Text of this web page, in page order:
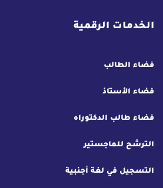
الخدمات الرقمية
فضاء الطالب
فضاء الأستاذ
فضاء طالب الدكتوراه
الترشح للماجستير
التسجيل في لغة أجنبية